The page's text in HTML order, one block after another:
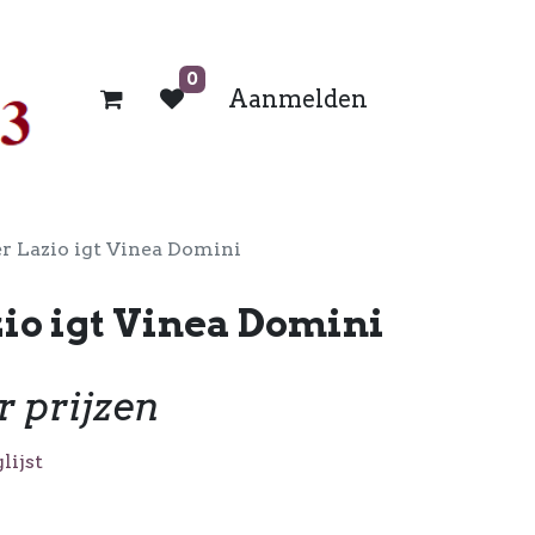
0
Aanmelden
Lazio igt Vinea Domini
igt Vinea Domini
prijzen